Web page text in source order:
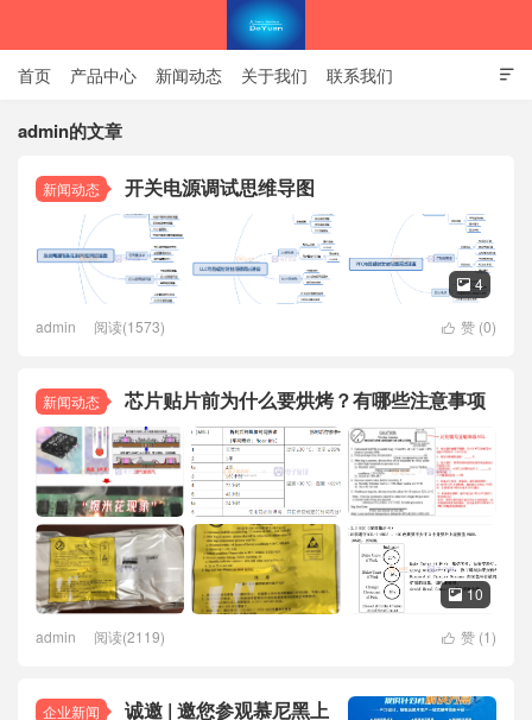
南京东控智能技术有限公司官网

首页 产品中心 新闻动态 关于我们 联系我们
隐私政策 官方商城
admin的文章
新闻动态 开关电源调试思维导图
 4
 赞 (0)
admin 阅读(1573)
新闻动态 芯片贴片前为什么要烘烤？有哪些注意事项
 10
 赞 (1)
admin 阅读(2119)
企业新闻
诚邀 | 邀您参观慕尼黑上